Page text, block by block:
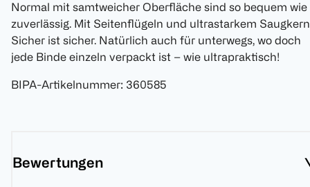
Normal mit samtweicher Oberfläche sind so bequem wie
zuverlässig. Mit Seitenflügeln und ultrastarkem
Sicher ist sicher. Natürlich auch für unterwegs, wo doch
jede Binde einzeln verpackt ist – wie ultrapraktisch!
BIPA-Artikelnummer: 360585
Bewertungen